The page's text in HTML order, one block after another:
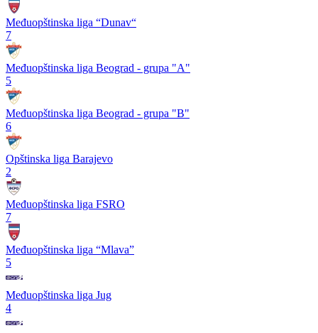
Međuopštinska liga “Dunav“
7
Međuopštinska liga Beograd - grupa "A"
5
Međuopštinska liga Beograd - grupa "B"
6
Opštinska liga Barajevo
2
Međuopštinska liga FSRO
7
Međuopštinska liga “Mlava”
5
Međuopštinska liga Jug
4